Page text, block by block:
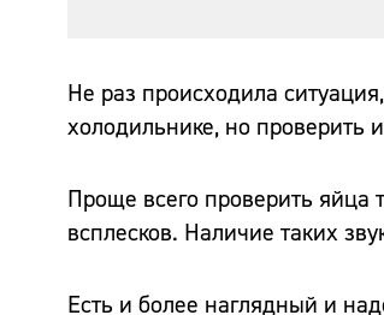
Не раз происходила
холодильнике, но проверить
Проще всего проверить яйца
всплесков. Наличие таких
Есть и более наглядный и